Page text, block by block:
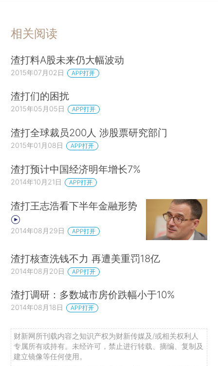
相关阅读
渣打料A股未来仍大幅波动
2015年07月02日 APP打开
渣打们的困扰
2015年05月05日 APP打开
渣打全球裁员200人 涉股票研究部门
2015年01月08日 APP打开
渣打预计中国经济明年增长7%
2014年10月21日 APP打开
渣打王志浩看下半年金融形势
2014年08月29日 APP打开
渣打核查洗钱不力 再遭美重罚18亿
2014年08月20日 APP打开
渣打调研：多数城市房价跌幅小于10%
2014年08月18日 APP打开
财新网所刊载内容之知识产权为财新传媒及/或相关权利人
专属所有或持有。未经许可，禁止进行转载、摘编、复制及
建立镜像等任何使用。